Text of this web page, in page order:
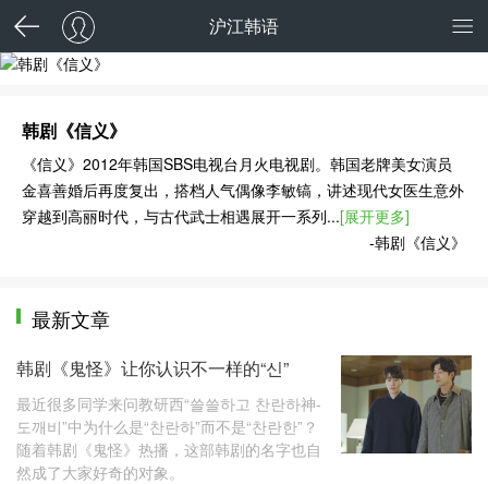
沪江韩语
韩剧《信义》
《信义》2012年韩国SBS电视台月火电视剧。韩国老牌美女演员
金喜善婚后再度复出，搭档人气偶像李敏镐，讲述现代女医生意外
穿越到高丽时代，与古代武士相遇展开一系列...[展开更多]
-韩剧《信义》
最新文章
韩剧《鬼怪》让你认识不一样的“신”
最近很多同学来问教研西“쓸쓸하고 찬란하神-
도깨비”中为什么是“찬란하”而不是“찬란한”？
随着韩剧《鬼怪》热播，这部韩剧的名字也自
然成了大家好奇的对象。